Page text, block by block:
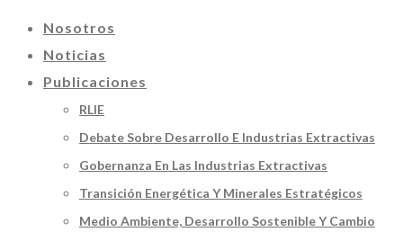
Nosotros
Noticias
Publicaciones
RLIE
Debate Sobre Desarrollo E Industrias Extractivas
Gobernanza En Las Industrias Extractivas
Transición Energética Y Minerales Estratégicos
Medio Ambiente, Desarrollo Sostenible Y Cambio